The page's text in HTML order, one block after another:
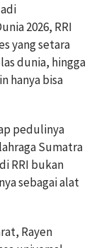
2026, RRI
yang setara
dunia, hingga
hanya bisa
pedulinya
Sumatra
RRI bukan
sebagai alat
Rayen